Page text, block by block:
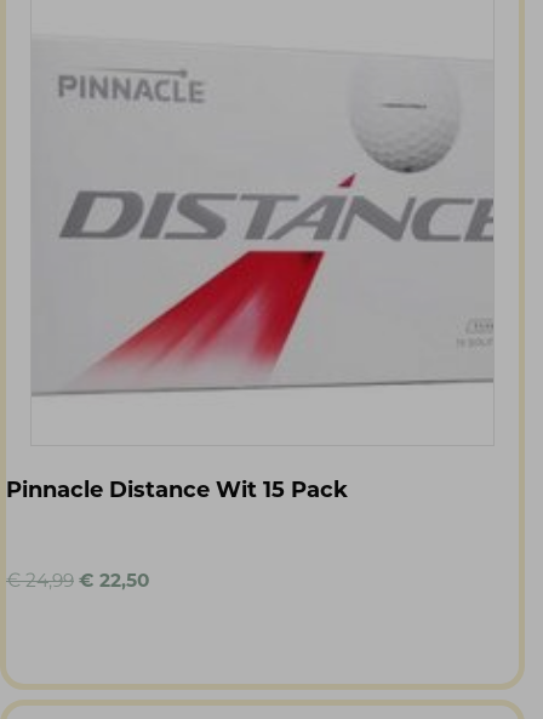
Pinnacle Distance Wit 15 Pack
€24,99 Oorspronkelijke
€ 22,50Huidige